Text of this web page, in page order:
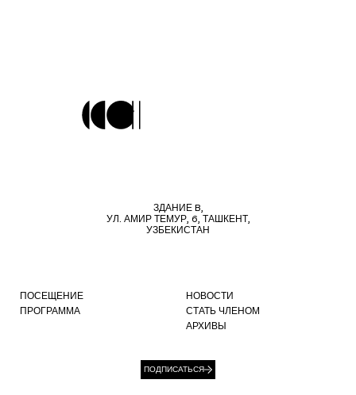
ЗДАНИЕ B,
УЛ. АМИР ТЕМУР, 6, ТАШКЕНТ,
УЗБЕКИСТАН
ПОСЕЩЕНИЕ
ПРОГРАММА
НОВОСТИ
СТАТЬ ЧЛЕНОМ
АРХИВЫ
ПОДПИСАТЬСЯ